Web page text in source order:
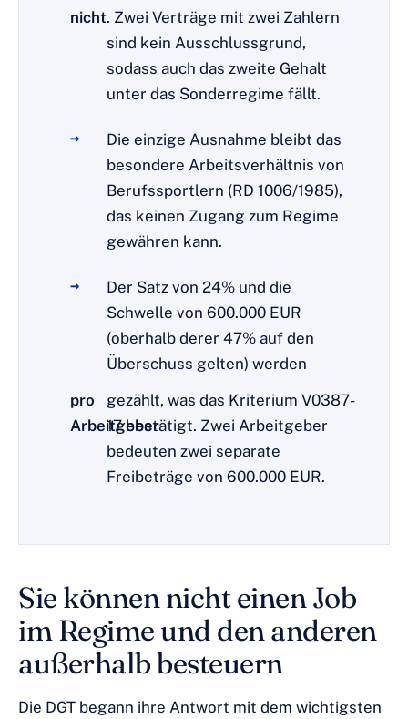
nicht. Zwei Verträge mit zwei Zahlern
sind kein Ausschlussgrund,
sodass auch das zweite Gehalt
unter das Sonderregime fällt.
Die einzige Ausnahme bleibt das
besondere Arbeitsverhältnis von
Berufssportlern (RD 1006/1985),
das keinen Zugang zum Regime
gewähren kann.
Der Satz von 24% und die
Schwelle von 600.000 EUR
(oberhalb derer 47% auf den
Überschuss gelten) werden
pro
Arbeitgeber
gezählt, was das Kriterium V0387-
17 bestätigt. Zwei Arbeitgeber
bedeuten zwei separate
Freibeträge von 600.000 EUR.
Sie können nicht einen Job
im Regime und den anderen
außerhalb besteuern
Die DGT begann ihre Antwort mit dem wichtigsten